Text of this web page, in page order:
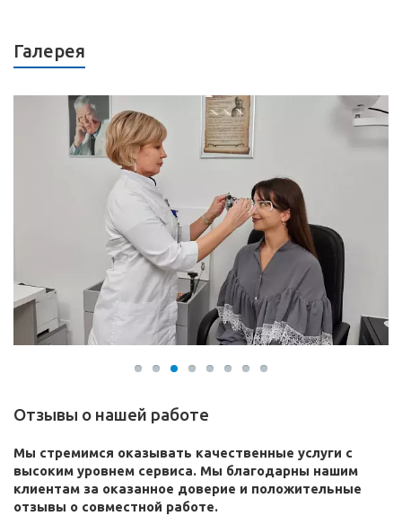
Галерея
Отзывы о нашей работе
Мы стремимся оказывать качественные услуги с
высоким уровнем сервиса. Мы благодарны нашим
клиентам за оказанное доверие и положительные
отзывы о совместной работе.